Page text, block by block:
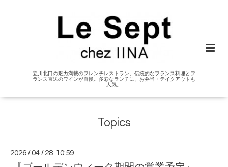
立川北口の魅力満載のフレンチレストラン。伝統的なフランス料理とフ
ランス直送のワインが自慢。多彩なランチに、お弁当・テイクアウトも
人気。
Topics
2026 /04 / 28 10:59